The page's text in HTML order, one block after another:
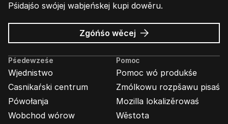
Pśidajśo swójej wabjeńskej kupi dowěru.
Zgóńśo wěcej wó
Wabjenje
Mozilla
Pśedewześe
Wjednistwo
Casnikaŕski centrum
Pówołanja
Wobchod wórow
Pomoc
Pomoc wó produkśe
Zmólkowu rozpšawu pisaś
Mozilla lokalizěrowaś
Wěstota